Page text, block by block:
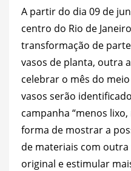
A partir do dia 09 de
centro do Rio de
transformação de
vasos de planta, outra
celebrar o mês do
vasos serão
campanha “menos
forma de mostrar a
de materiais com
original e estimular